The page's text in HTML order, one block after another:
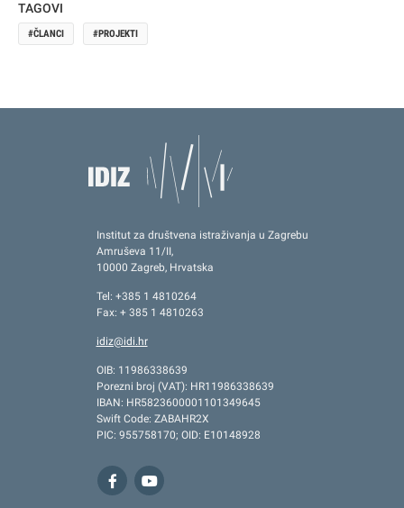
TAGOVI
ČLANCI PROJEKTI
Institut za društvena istraživanja u Zagrebu
Amruševa 11/II,
10000 Zagreb, Hrvatska
Tel: +385 1 4810264
Fax: + 385 1 4810263
idiz@idi.hr
OIB: 11986338639
Porezni broj (VAT): HR11986338639
IBAN: HR5823600001101349645
Swift Code: ZABAHR2X
PIC: 955758170; OID: E10148928